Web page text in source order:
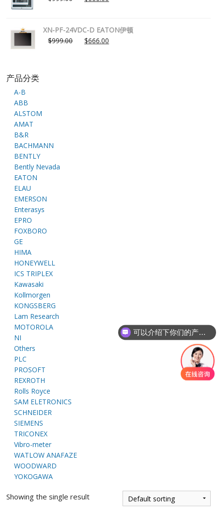
XN-PF-24VDC-D EATON伊顿
$999.00 $666.00
产品分类
A-B
ABB
ALSTOM
AMAT
B&R
BACHMANN
BENTLY
Bently Nevada
EATON
ELAU
EMERSON
Enterasys
EPRO
FOXBORO
GE
HIMA
HONEYWELL
ICS TRIPLEX
Kawasaki
Kollmorgen
KONGSBERG
Lam Research
MOTOROLA
NI
Others
PLC
PROSOFT
REXROTH
Rolls Royce
SAM ELETRONICS
SCHNEIDER
SIEMENS
TRICONEX
Vibro-meter
WATLOW ANAFAZE
WOODWARD
YOKOGAWA
Showing the single result
可以介绍下你们的产品么